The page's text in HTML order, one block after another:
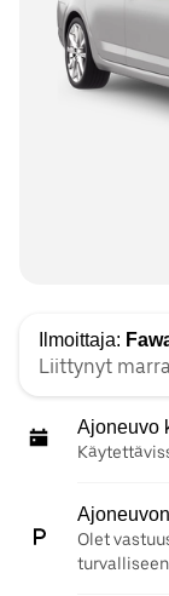
Ilmoittaja:
Liittynyt
Ajoneuvo
Olet